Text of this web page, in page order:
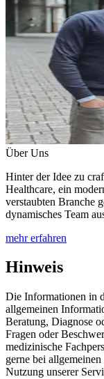
Über Uns
Hinter der Idee zu
Healthcare, ein
verstaubten Branche
dynamisches Team
mehr erfahren
Hinweis
Die Informationen in
allgemeinen
Beratung, Diagnose
Fragen oder
medizinische
gerne bei
Nutzung unserer